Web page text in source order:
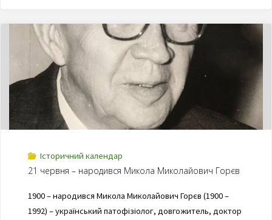
Історичний календар
21 червня – народився Микола Миколайович Горєв
1900 – народився Микола Миколайович Горєв (1900 –
1992) – український патофізіолог, довгожитель, доктор